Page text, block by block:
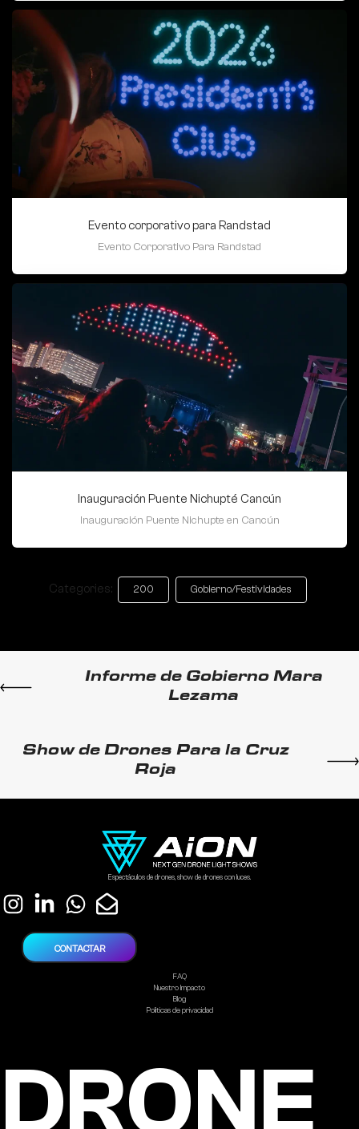
Evento corporativo para Randstad
Evento Corporativo Para Randstad
Inauguración Puente Nichupté Cancún
Inauguración Puente Nichupte en Cancún
Categories: 200 Gobierno/Festividades
Informe de Gobierno Mara
Lezama
Show de Drones Para la Cruz
Roja
Espectáculos de drones, show de drones con luces.
FAQ
Nuestro Impacto
Blog
Politicas de privacidad
CONTACTAR
DRONE